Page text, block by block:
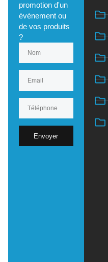
promotion d'un
événement ou
de vos produits
?
Envoyer